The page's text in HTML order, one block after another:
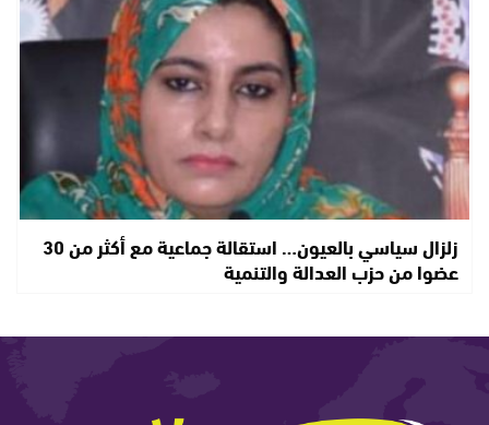
زلزال سياسي بالعيون… استقالة جماعية مع أكثر من 30
عضوا من حزب العدالة والتنمية